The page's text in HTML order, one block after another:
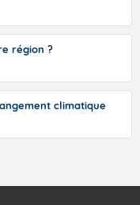
région ?
climatique